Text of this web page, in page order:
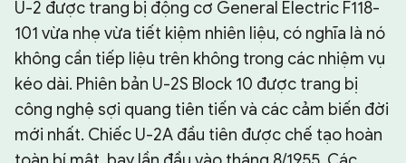
U-2 được trang bị động cơ General Electric F118-
101 vừa nhẹ vừa tiết kiệm nhiên liệu, có nghĩa là nó
không cần tiếp liệu trên không trong các nhiệm vụ
kéo dài. Phiên bản U-2S Block 10 được trang bị
công nghệ sợi quang tiên tiến và các cảm biến đời
mới nhất. Chiếc U-2A đầu tiên được chế tạo hoàn